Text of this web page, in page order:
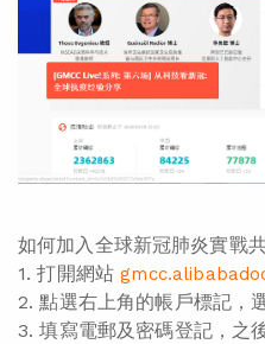
如何加入全球新冠肺炎實戰
1. 打開網站
2. 點選右上角的帳戶標記，
3. 填寫電郵及密碼登記，之